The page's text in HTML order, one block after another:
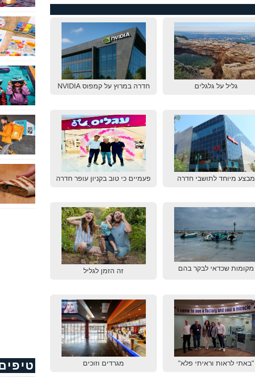
גליל על גלגלים חדרה במרוץ על קמפוס NVIDIA
מבצע מיוחד לתושבי חדרה פעמיים כי טוב בקניון עופר חדרה
מקומות שכדאי לבקר בהם זה הזמן לגליל
"באתי לראות וראיתי פלא" מגרדים וזוכים